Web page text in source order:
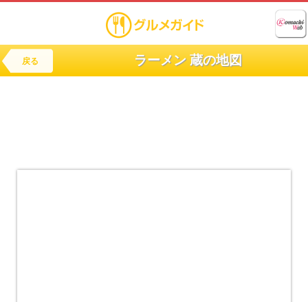
戻る ラーメン 蔵の地図